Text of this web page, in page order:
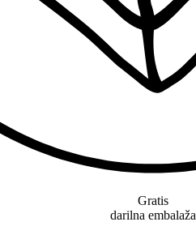
Gratis
darilna embalaža